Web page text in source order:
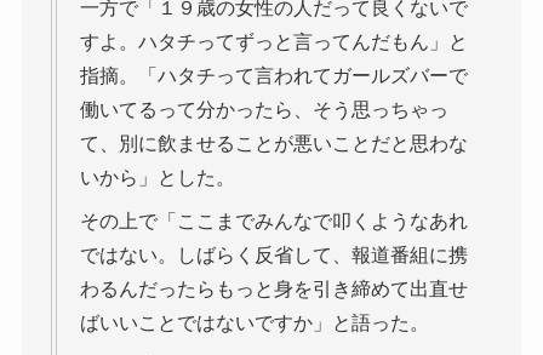
一方で「１９歳の女性の人だって良くないで
すよ。ハタチってずっと言ってんだもん」と
指摘。「ハタチって言われてガールズバーで
働いてるって分かったら、そう思っちゃっ
て、別に飲ませることが悪いことだと思わな
いから」とした。
その上で「ここまでみんなで叩くようなあれ
ではない。しばらく反省して、報道番組に携
わるんだったらもっと身を引き締めて出直せ
ばいいことではないですか」と語った。